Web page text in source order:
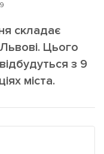
Lviv
складає
Цього
з 9
міста.